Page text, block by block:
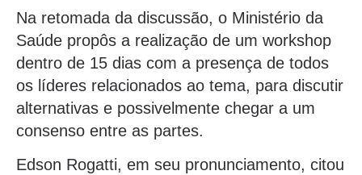
Na retomada da discussão, o Ministério da
Saúde propôs a realização de um workshop
dentro de 15 dias com a presença de todos
os líderes relacionados ao tema, para discutir
alternativas e possivelmente chegar a um
consenso entre as partes.
Edson Rogatti, em seu pronunciamento, citou